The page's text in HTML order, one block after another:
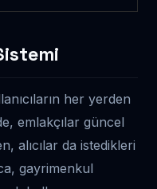
her yerden
emlakçılar güncel
alıcılar da istedikleri
gayrimenkul